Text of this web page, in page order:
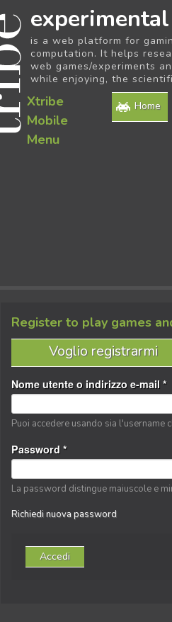
experimental
is a web platform for
computation. It helps
web games/experiments
while enjoying, the
Home
Xtribe
Mobile
Menu
Register to play games
Voglio registrarmi
Nome utente o indirizzo e-mail*
Puoi accedere usando sia l'username
Password*
La password distingue maiuscole e
Richiedi nuova password